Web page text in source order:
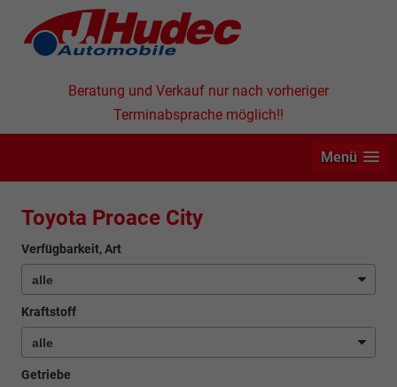
Beratung und Verkauf nur nach vorheriger
Terminabsprache möglich!!
Menü
Toyota Proace City
Verfügbarkeit, Art
Kraftstoff
Getriebe